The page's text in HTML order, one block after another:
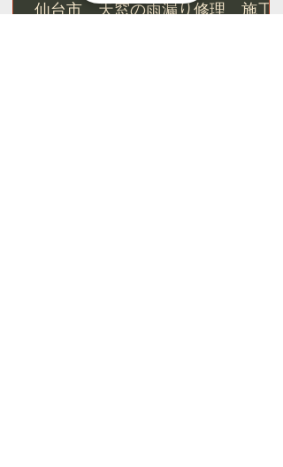
仙台市 天窓の雨漏り修理 施工事